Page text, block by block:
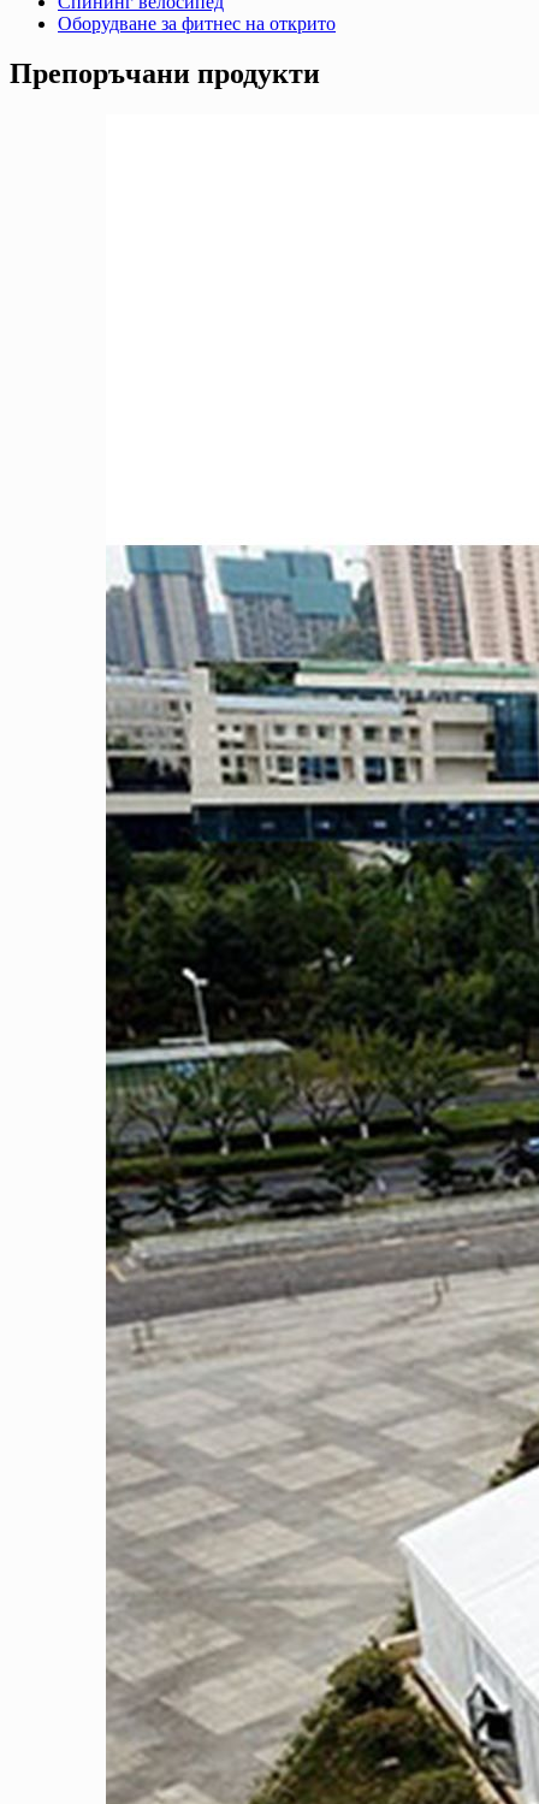
Оборудване за фитнес на открито
Препоръчани продукти